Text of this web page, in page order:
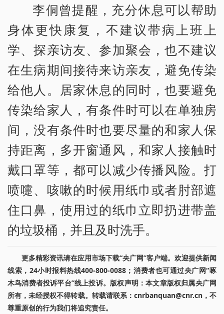
李侗曾提醒，充分休息可以帮助
身体更快康复，不建议带病上班上
学、探亲访友、参加聚会，也不建议
在生病期间接待来访亲友，避免传染
给他人。居家休息的同时，也要避免
传染给家人，有条件时可以在单独房
间，没有条件时也要尽量的和家人保
持距离，多开窗通风，和家人接触时
戴口罩等，都可以减少传播风险。打
喷嚏、咳嗽的时候用纸巾或者肘部遮
住口鼻，使用过的纸巾立即扔进带盖
的垃圾桶，并且及时洗手。
更多精彩资讯请在应用市场下载“央广网”客户端。欢迎提供新闻
线索，24小时报料热线400-800-0088；消费者也可通过央广网“啄
木鸟消费者投诉平台”线上投诉。版权声明：本文章版权归属央广网
所有，未经授权不得转载。转载请联系：cnrbanquan@cnr.cn，不
尊重原创的行为我们将追究责任。